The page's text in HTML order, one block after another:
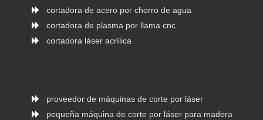
cortadora de acero por chorro de agua
cortadora de plasma por llama cnc
cortadora láser acrílica
proveedor de máquinas de corte por láser
pequeña máquina de corte por láser para madera